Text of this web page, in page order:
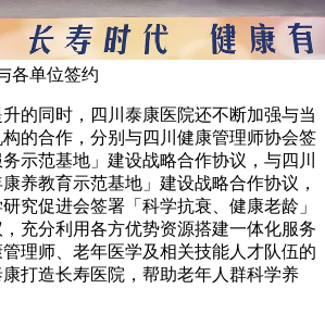
各单位签约
的同时，四川泰康医院还不断加强与当
的合作，分别与四川健康管理师协会签
示范基地」建设战略合作协议，与四川
养教育示范基地」建设战略合作协议，
究促进会签署「科学抗衰、健康老龄」
充分利用各方优势资源搭建一体化服务
理师、老年医学及相关技能人才队伍的
打造长寿医院，帮助老年人群科学养